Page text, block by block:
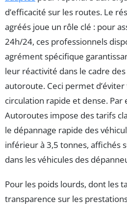
d’efficacité sur les routes. Le
agréés joue un rôle clé : pour
24h/24, ces professionnels
agrément spécifique
leur réactivité dans le cadre
autoroute. Ceci permet
circulation rapide et dense. Par
Autoroutes impose des tarifs
le dépannage rapide des
inférieur à 3,5 tonnes, affichés
dans les véhicules des
Pour les poids lourds, dont les
transparence sur les